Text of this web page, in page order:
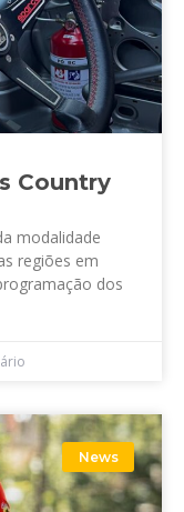
Country
modalidade
regiões em
dos
News